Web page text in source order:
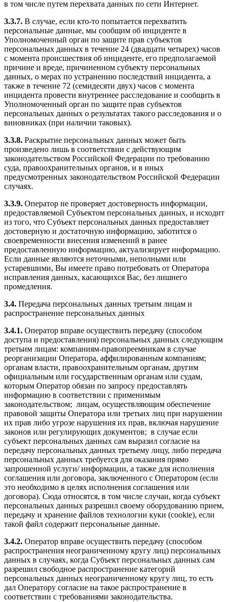
в том числе путем перехвата данных по сети Интернет.
3.3.7. В случае, если кто-то попытается перехватить
персональные данные, мы сообщим об инциденте в
Уполномоченный орган по защите прав субъектов
персональных данных в течение 24 (двадцати четырех) часов
с момента происшествия об инциденте, его предполагаемой
причине и вреде, причиненном субъекту персональных
данных, о мерах по устранению последствий инцидента, а
также в течение 72 (семидесяти двух) часов с момента
инцидента провести внутреннее расследование и сообщить в
Уполномоченный орган по защите прав субъектов
персональных данных о результатах такого расследования и о
виновниках (при наличии таковых).
3.3.8. Раскрытие персональных данных может быть
произведено лишь в соответствии с действующим
законодательством Российской Федерации по требованию
суда, правоохранительных органов, и в иных
предусмотренных законодательством Российской Федерации
случаях.
3.3.9. Оператор не проверяет достоверность информации,
предоставляемой Субъектом персональных данных, и исходит
из того, что Субъект персональных данных предоставляет
достоверную и достаточную информацию, заботится о
своевременности внесения изменений в ранее
предоставленную информацию, актуализирует информацию.
Если данные являются неточными, неполными или
устаревшими, Вы имеете право потребовать от Оператора
исправления данных, касающихся Вас, без лишнего
промедления.
3.4. Передача персональных данных третьим лицам и
распространение персональных данных
3.4.1. Оператор вправе осуществить передачу (способом
доступа и предоставления) персональных данных следующим
третьим лицам: компаниям-правопреемникам в случае
реорганизации Оператора, аффилированным компаниям;
органам власти, правоохранительным органам, другим
официальным или государственным органам или судам,
которым Оператор обязан по запросу предоставлять
информацию в соответствии с применимым
законодательством; лицам, осуществляющим обеспечение
правовой защиты Оператора или третьих лиц при нарушении
их прав либо угрозе нарушения их прав, включая нарушение
законов или регулирующих документов; в случае если
субъект персональных данных сам выразил согласие на
передачу персональных данных третьему лицу, либо передача
персональных данных требуется для оказания прямо
запрошенной услуги/ информации, а также для исполнения
соглашения или договора, заключенного с Оператором (если
это необходимо в целях исполнения соглашения или
договора). Сюда относятся, в том числе случаи, когда субъект
персональных данных разрешил своему оборудованию прием,
передачу и хранение файлов технологии куки (cookie), если
такой файл содержит персональные данные.
3.4.2. Оператор вправе осуществить передачу (способом
распространения неограниченному кругу лиц) персональных
данных в случаях, когда Субъект персональных данных сам
разрешил свободное распространение категорий
персональных данных неограниченному кругу лиц, то есть
дал Оператору согласие на такое распространение в
соответствии с требованиями законодательства.